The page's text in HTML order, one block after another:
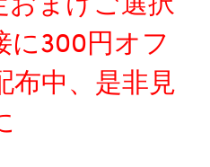
に300円オフ
布中、是非見